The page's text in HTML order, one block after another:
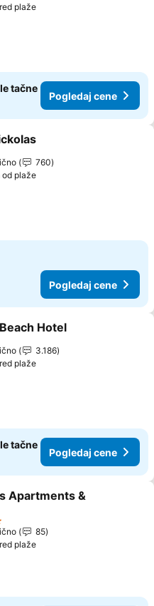
plaže
tačne
Pogledaj cene
u favorite
760
od plaže
Pogledaj cene
u favorite
Hotel
3.186
plaže
tačne
Pogledaj cene
u favorite
Apartments &
cene85
plaže